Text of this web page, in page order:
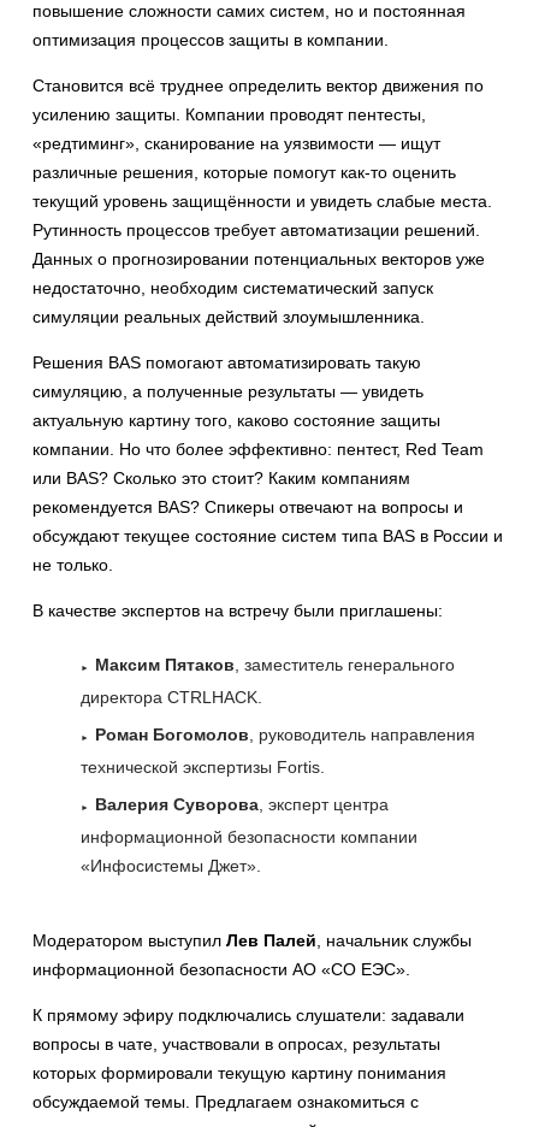
повышение сложности самих систем, но и постоянная
оптимизация процессов защиты в компании.
Становится всё труднее определить вектор движения по
усилению защиты. Компании проводят пентесты,
«редтиминг», сканирование на уязвимости — ищут
различные решения, которые помогут как-то оценить
текущий уровень защищённости и увидеть слабые места.
Рутинность процессов требует автоматизации решений.
Данных о прогнозировании потенциальных векторов уже
недостаточно, необходим систематический запуск
симуляции реальных действий злоумышленника.
Решения BAS помогают автоматизировать такую
симуляцию, а полученные результаты — увидеть
актуальную картину того, каково состояние защиты
компании. Но что более эффективно: пентест, Red Team
или BAS? Сколько это стоит? Каким компаниям
рекомендуется BAS? Спикеры отвечают на вопросы и
обсуждают текущее состояние систем типа BAS в России и
не только.
В качестве экспертов на встречу были приглашены:
Максим Пятаков, заместитель генерального
директора CTRLHACK.
Роман Богомолов, руководитель направления
технической экспертизы Fortis.
Валерия Суворова, эксперт центра
информационной безопасности компании
«Инфосистемы Джет».
Модератором выступил Лев Палей, начальник службы
информационной безопасности АО «СО ЕЭС».
К прямому эфиру подключались слушатели: задавали
вопросы в чате, участвовали в опросах, результаты
которых формировали текущую картину понимания
обсуждаемой темы. Предлагаем ознакомиться с